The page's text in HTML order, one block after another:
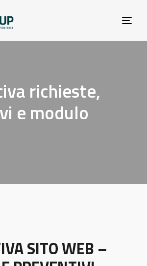
richieste,
e modulo
SITO WEB –